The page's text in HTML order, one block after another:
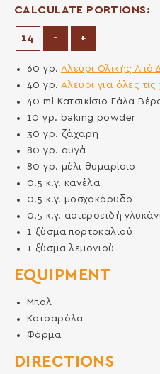
DIRECTIONS
CALCULATE PORTIONS:
- Decrease Portions
+Increase
60γρ. Αλεύρι Ολικής Από
40γρ. Αλεύρι για όλες
40ml Κατσικίσιο Γάλα
10γρ. baking powder
30γρ. ζάχαρη
80γρ. αυγά
80γρ. μέλι θυμαρίσιο
0.5 κ.γ. κανέλα
0.5 κ.γ. μοσχοκάρυδο
0.5 κ.γ. αστεροειδή
1 ξύσμα πορτοκαλιού
1 ξύσμα λεμονιού
EQUIPMENT
Μπολ
Κατσαρόλα
Φόρμα